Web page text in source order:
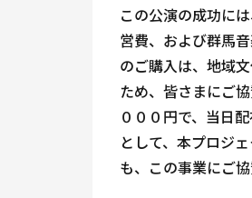
この公演の成功に
営費、および群馬
のご購入は、地域
ため、皆さまにご
０００円で、当日
として、本プロジ
も、この事業にご